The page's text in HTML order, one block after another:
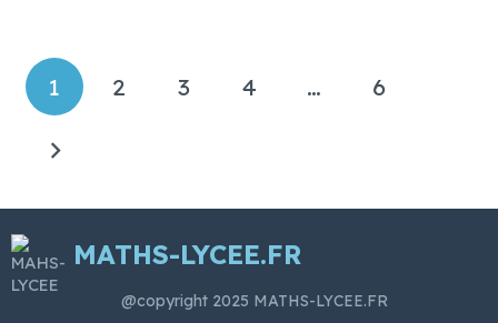
1 2 3 4 … 6
MATHS-LYCEE.FR
@copyright 2025 MATHS-LYCEE.FR